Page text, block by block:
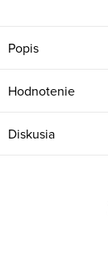
Popis
Hodnotenie
Diskusia